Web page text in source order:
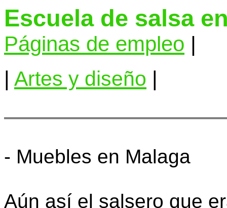
Escuela de salsa
Páginas de empleo |
Artes y diseño
- Muebles en Malaga
Aún así el salsero que